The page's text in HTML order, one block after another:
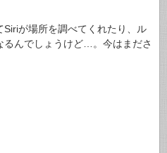
が場所を調べてくれたり、ル
るんでしょうけど…。今はまださ